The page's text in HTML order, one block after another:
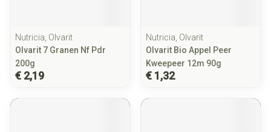
Nutricia, Olvarit
Olvarit 7 Granen Nf Pdr
200g
€ 2,19
Nutricia, Olvarit
Olvarit Bio Appel Peer
Kweepeer 12m 90g
€ 1,32